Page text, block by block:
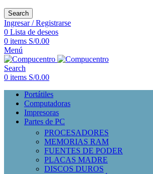
Search
Ingresar / Registrarse
0 Lista de deseos
0 items S/0.00
Menú
Search
0 items S/0.00
Portátiles
Computadoras
Impresoras
Partes de PC
PROCESADORES
MEMORIAS RAM
FUENTES DE PODER
PLACAS MADRE
DISCOS DUROS